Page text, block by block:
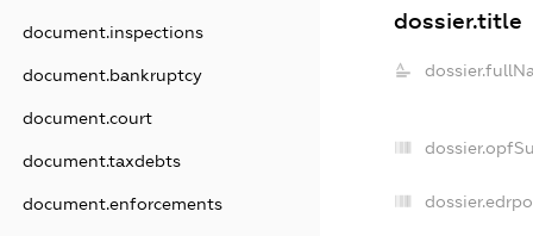
document.inspections
document.bankruptcy
document.court
document.taxdebts
document.enforcements
dossier.title